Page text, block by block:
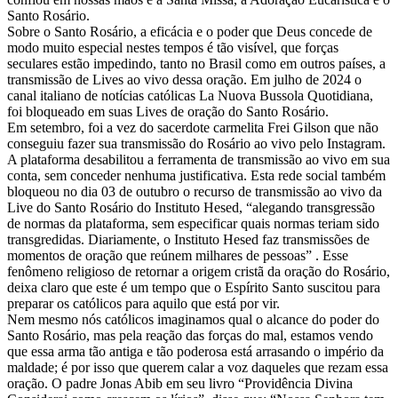
Santo Rosário.
Sobre o Santo Rosário, a eficácia e o poder que Deus concede de
modo muito especial nestes tempos é tão visível, que forças
seculares estão impedindo, tanto no Brasil como em outros países, a
transmissão de Lives ao vivo dessa oração. Em julho de 2024 o
canal italiano de notícias católicas La Nuova Bussola Quotidiana,
foi bloqueado em suas Lives de oração do Santo Rosário.
Em setembro, foi a vez do sacerdote carmelita Frei Gilson que não
conseguiu fazer sua transmissão do Rosário ao vivo pelo Instagram.
A plataforma desabilitou a ferramenta de transmissão ao vivo em sua
conta, sem conceder nenhuma justificativa. Esta rede social também
bloqueou no dia 03 de outubro o recurso de transmissão ao vivo da
Live do Santo Rosário do Instituto Hesed, “alegando transgressão
de normas da plataforma, sem especificar quais normas teriam sido
transgredidas. Diariamente, o Instituto Hesed faz transmissões de
momentos de oração que reúnem milhares de pessoas” . Esse
fenômeno religioso de retornar a origem cristã da oração do Rosário,
deixa claro que este é um tempo que o Espírito Santo suscitou para
preparar os católicos para aquilo que está por vir.
Nem mesmo nós católicos imaginamos qual o alcance do poder do
Santo Rosário, mas pela reação das forças do mal, estamos vendo
que essa arma tão antiga e tão poderosa está arrasando o império da
maldade; é por isso que querem calar a voz daqueles que rezam essa
oração. O padre Jonas Abib em seu livro “Providência Divina